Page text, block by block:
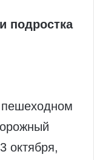
подростка
октября,